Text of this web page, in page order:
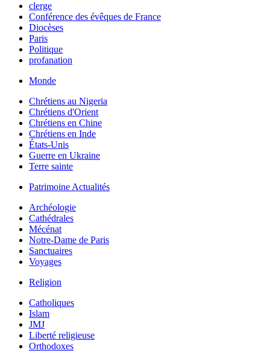
clerge
Conférence des évêques de France
Diocèses
Paris
Politique
profanation
Monde
Chrétiens au Nigeria
Chrétiens d'Orient
Chrétiens en Chine
Chrétiens en Inde
États-Unis
Guerre en Ukraine
Terre sainte
Patrimoine Actualités
Archéologie
Cathédrales
Mécénat
Notre-Dame de Paris
Sanctuaires
Voyages
Religion
Catholiques
Islam
JMJ
Liberté religieuse
Orthodoxes